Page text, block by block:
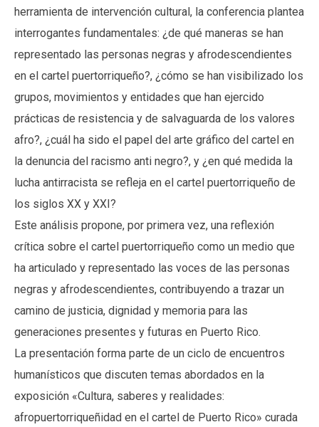
herramienta de intervención cultural, la conferencia plantea
interrogantes fundamentales: ¿de qué maneras se han
representado las personas negras y afrodescendientes
en el cartel puertorriqueño?, ¿cómo se han visibilizado los
grupos, movimientos y entidades que han ejercido
prácticas de resistencia y de salvaguarda de los valores
afro?, ¿cuál ha sido el papel del arte gráfico del cartel en
la denuncia del racismo anti negro?, y ¿en qué medida la
lucha antirracista se refleja en el cartel puertorriqueño de
los siglos XX y XXI?
Este análisis propone, por primera vez, una reflexión
crítica sobre el cartel puertorriqueño como un medio que
ha articulado y representado las voces de las personas
negras y afrodescendientes, contribuyendo a trazar un
camino de justicia, dignidad y memoria para las
generaciones presentes y futuras en Puerto Rico.
La presentación forma parte de un ciclo de encuentros
humanísticos que discuten temas abordados en la
exposición «Cultura, saberes y realidades:
afropuertorriqueñidad en el cartel de Puerto Rico» curada